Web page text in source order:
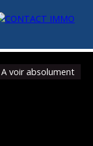
A voir absolument